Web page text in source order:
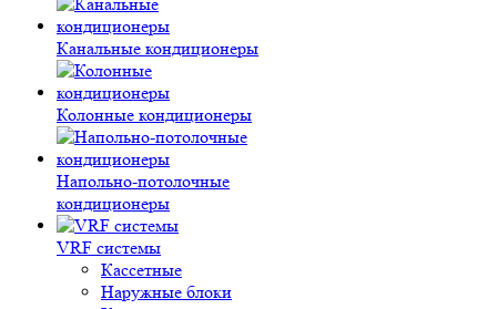
Канальные кондиционеры
Колонные кондиционеры
Напольно-потолочные
кондиционеры
VRF системы
Кассетные
Наружные блоки